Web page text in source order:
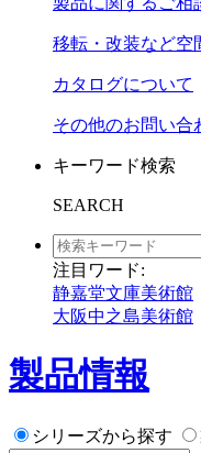
移転・改装など空
カタログについて
その他のお問い合
キーワード検索
SEARCH
注目ワード:
静嘉堂文庫美術館
大阪中之島美術館
製品情報
シリーズから探す